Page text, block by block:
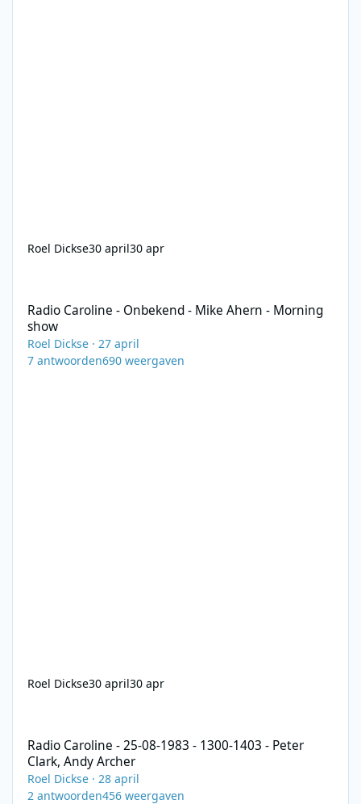
Roel Dickse30 april30 apr
Radio Caroline - Onbekend - Mike Ahern - Morning
show
Roel Dickse · 27 april
7 antwoorden690 weergaven
Roel Dickse30 april30 apr
Radio Caroline - 25-08-1983 - 1300-1403 - Peter
Clark, Andy Archer
Roel Dickse · 28 april
2 antwoorden456 weergaven